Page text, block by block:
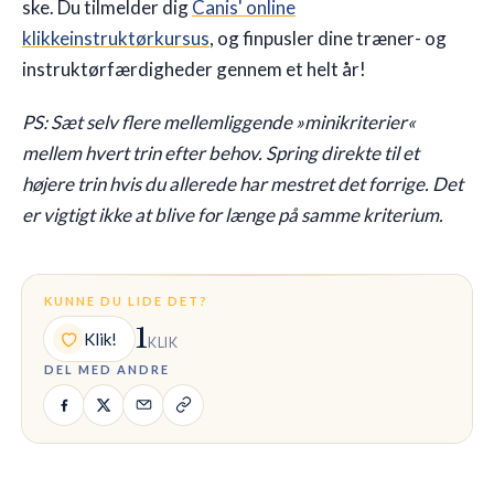
ske. Du tilmelder digCanis' online
klikkeinstruktørkursus, og finpusler dine træner- og
instruktørfærdigheder gennem et helt år!
PS: Sæt selv flere mellemliggende »minikriterier«
mellem hvert trin efter behov. Spring direkte til et
højere trin hvis du allerede har mestret det forrige. Det
er vigtigt ikke at blive for længe på samme kriterium.
KUNNE DU LIDE DET?
Klik! 1 KLIK
DEL MED ANDRE